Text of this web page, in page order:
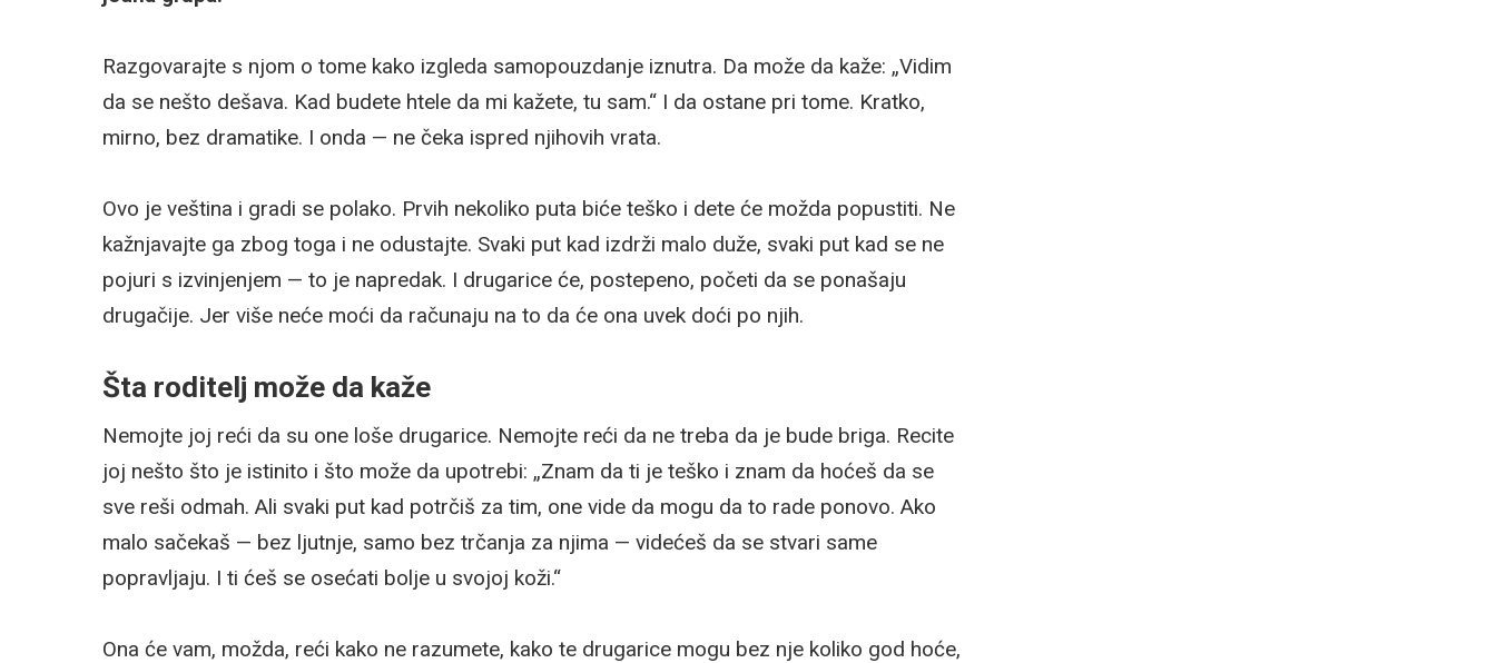
Razgovarajte s njom o tome kako izgleda samopouzdanje iznutra. Da može da kaže: „Vidim
da se nešto dešava. Kad budete htele da mi kažete, tu sam.“ I da ostane pri tome. Kratko,
mirno, bez dramatike. I onda — ne čeka ispred njihovih vrata.
Ovo je veština i gradi se polako. Prvih nekoliko puta biće teško i dete će možda popustiti. Ne
kažnjavajte ga zbog toga i ne odustajte. Svaki put kad izdrži malo duže, svaki put kad se ne
pojuri s izvinjenjem — to je napredak. I drugarice će, postepeno, početi da se ponašaju
drugačije. Jer više neće moći da računaju na to da će ona uvek doći po njih.
Šta roditelj može da kaže
Nemojte joj reći da su one loše drugarice. Nemojte reći da ne treba da je bude briga. Recite
joj nešto što je istinito i što može da upotrebi: „Znam da ti je teško i znam da hoćeš da se
sve reši odmah. Ali svaki put kad potrčiš za tim, one vide da mogu da to rade ponovo. Ako
malo sačekaš — bez ljutnje, samo bez trčanja za njima — videćeš da se stvari same
popravljaju. I ti ćeš se osećati bolje u svojoj koži.“
Ona će vam, možda, reći kako ne razumete, kako te drugarice mogu bez nje koliko god hoće,